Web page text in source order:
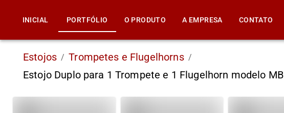
INICIAL PORTFÓLIO O PRODUTO A EMPRESA CONTATO
Estojos / Trompetes e Flugelhorns /
Estojo Duplo para 1 Trompete e 1 Flugelhorn modelo MB